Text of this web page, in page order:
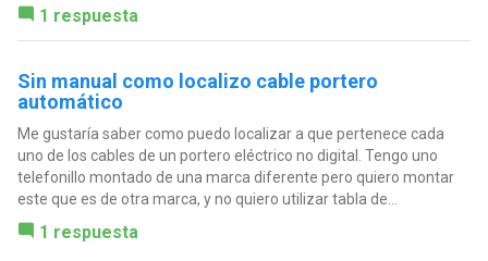
1 respuesta
Sin manual como localizo cable portero
automático
Me gustaría saber como puedo localizar a que pertenece cada
uno de los cables de un portero eléctrico no digital. Tengo uno
telefonillo montado de una marca diferente pero quiero montar
este que es de otra marca, y no quiero utilizar tabla de...
1 respuesta